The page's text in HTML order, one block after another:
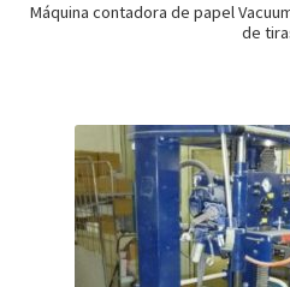
Máquina contadora de papel
de